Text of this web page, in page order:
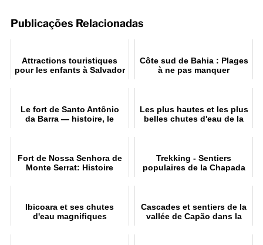
Publicações Relacionadas
Attractions touristiques
pour les enfants à Salvador
Côte sud de Bahia : Plages
à ne pas manquer
Le fort de Santo Antônio
da Barra — histoire, le
Les plus hautes et les plus
belles chutes d'eau de la
Fort de Nossa Senhora de
Monte Serrat: Histoire
Trekking - Sentiers
populaires de la Chapada
Ibicoara et ses chutes
d'eau magnifiques
Cascades et sentiers de la
vallée de Capão dans la